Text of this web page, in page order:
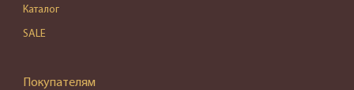
Каталог
SALE
Покупателям